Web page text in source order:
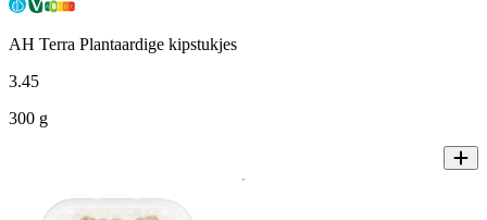
AH Terra Plantaardige kipstukjes
3.45
300 g